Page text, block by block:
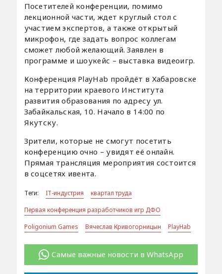
Посетителей конференции, помимо
лекционной части, ждет круглый стол с
участием экспертов, а также открытый
микрофон, где задать вопрос коллегам
сможет любой желающий. Заявлен в
программе и шоукейс – выставка видеоигр.
Конференция PlayHab пройдёт в Хабаровске
на территории краевого Института
развития образования по адресу ул.
Забайкальская, 10. Начало в 14:00 по
Якутску.
Зрители, которые не смогут посетить
конференцию очно – увидят её онлайн.
Прямая трансляция мероприятия состоится
в соцсетях ивента.
Теги: IT-индустрия
квартал труда
Первая конференция разработчиков игр ДФО
Poligonium Games
Вячеслав Кривогорницын PlayHab
Самые важные новости в WhatsApp